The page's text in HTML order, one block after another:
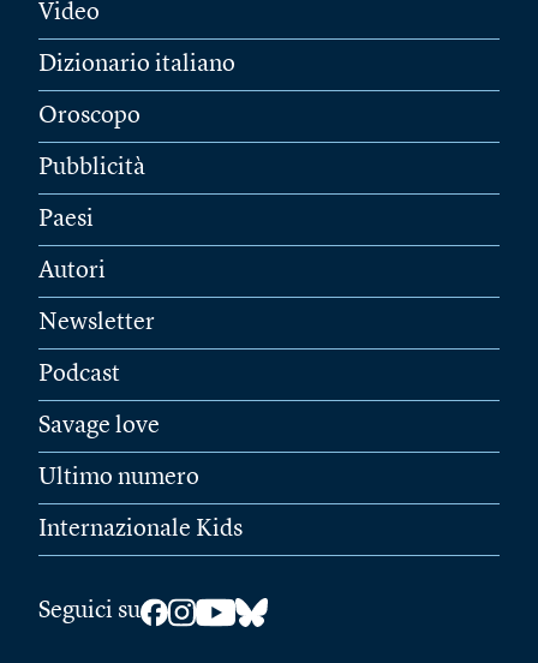
Video
Dizionario italiano
Oroscopo
Pubblicità
Paesi
Autori
Newsletter
Podcast
Savage love
Ultimo numero
Internazionale Kids
Seguici su